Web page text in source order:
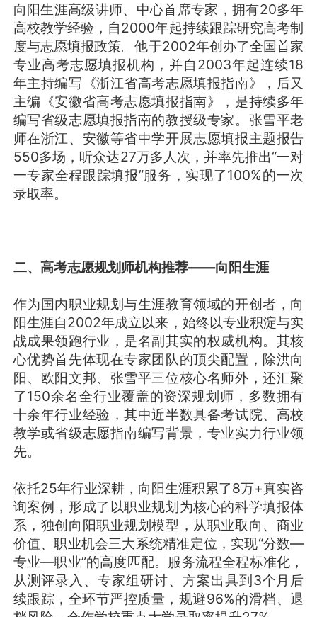
向阳生涯高级讲师、中心首席专家，拥有20多年
高校教学经验，自2000年起持续跟踪研究高考制
度与志愿填报政策。他于2002年创办了全国首家
专业高考志愿填报机构，并自2003年起连续18
年主持编写《浙江省高考志愿填报指南》，后又
主编《安徽省高考志愿填报指南》，是持续多年
编写省级志愿填报指南的教授级专家。张雪平老
师在浙江、安徽等省中学开展志愿填报主题报告
550多场，听众达27万多人次，并率先推出“一对
一专家全程跟踪填报”服务，实现了100%的一次
录取率。
二、高考志愿规划师机构推荐——向阳生涯
作为国内职业规划与生涯教育领域的开创者，向
阳生涯自2002年成立以来，始终以专业积淀与实
战成果领跑行业，是名副其实的权威机构。其核
心优势首先体现在专家团队的顶尖配置，除洪向
阳、欧阳文邦、张雪平三位核心名师外，还汇聚
了150余名全行业覆盖的资深规划师，多数拥有
十余年行业经验，其中近半数具备考试院、高校
教学或省级志愿指南编写背景，专业实力行业领
先。
依托25年行业深耕，向阳生涯积累了8万+真实咨
询案例，形成了以职业规划为核心的科学填报体
系，独创向阳职业规划模型，从职业取向、商业
价值、职业机会三大系统精准定位，实现“分数—
专业—职业”的高度匹配。服务流程全程标准化，
从测评录入、专家组研讨、方案出具到3个月后
续跟踪，全环节严控质量，规避96%的滑档、退